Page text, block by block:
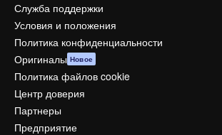
Служба поддержки
Условия и положения
Политика конфиденциальности
Оригиналы Новое
Политика файлов cookie
Центр доверия
Партнеры
Предприятие